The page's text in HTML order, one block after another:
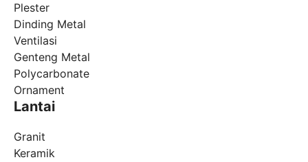
Plester
Dinding Metal
Ventilasi
Genteng Metal
Polycarbonate
Ornament
Lantai
Granit
Keramik